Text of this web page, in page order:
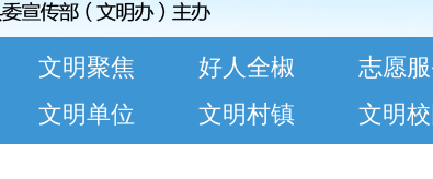
文明聚焦
文明单位
好人全椒
文明村镇
志愿
文明